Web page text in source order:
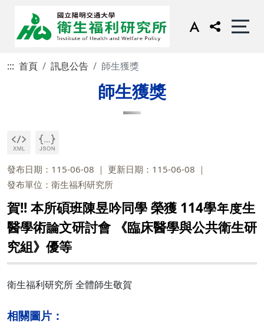
::: 首頁 訊息公告 師生獲獎
師生獲獎
發布日期：115-06-08
更新日期：115-06-08
發布單位：衛生福利研究所
賀!! 本所碩班陳昱吟同學 榮獲 114學年度生
醫學術論文研討會 《臨床醫學與公共衛生研
究組》優等
衛生福利研究所 全體師生敬賀
相關圖片：